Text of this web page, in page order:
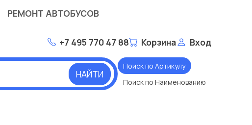
РЕМОНТ АВТОБУСОВ
+7 495 770 47 88 Корзина Вход
НАЙТИ
Поиск по Артикулу
Поиск по Наименованию